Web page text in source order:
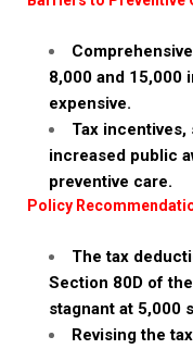
₹8,000 and
expensive.
Tax
increased public
preventive care.
Policy
The tax
Section 80D of
stagnant at ₹5,000
Revising the